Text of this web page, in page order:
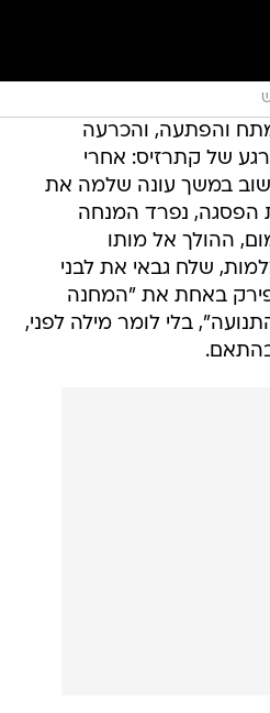
והפתעה, והכרעה
רגע של קתרזיס: אחרי
במשך עונה שלמה את
הפסגה, נפרד המנחה
ההולך אל מותו
שלח גבאי את לבני
באחת את "המחנה
בלי לומר מילה לפני,